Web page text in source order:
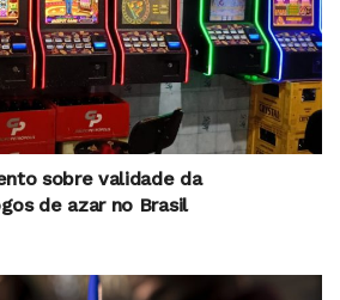
sobre validade da
de azar no Brasil